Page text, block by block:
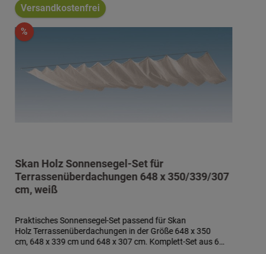
Versandkostenfrei
%
Skan Holz Sonnensegel-Set für
Terrassenüberdachungen 648 x 350/339/307
cm, weiß
Praktisches Sonnensegel-Set passend für Skan
Holz Terrassenüberdachungen in der Größe 648 x 350
cm, 648 x 339 cm und 648 x 307 cm. Komplett-Set aus 6